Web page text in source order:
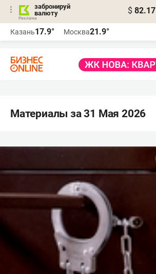
забронируй
валюту
$ 82.17
Казань17.9° Москва21.9°
Материалы за 31 Мая 2026